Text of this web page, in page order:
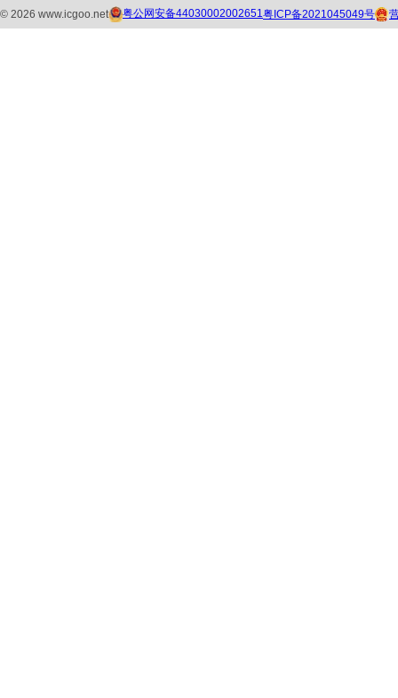
© 2026 www.icgoo.net 粤公网安备44030002002651粤ICP备2021045049号